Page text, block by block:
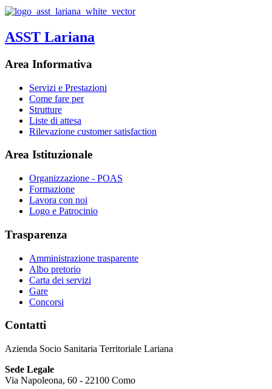
ASST Lariana
Area Informativa
Servizi e Prestazioni
Come fare per
Strutture
Liste di attesa
Rilevazione customer satisfaction
Area Istituzionale
Organizzazione - POAS
Formazione
Lavora con noi
Logo e Patrocinio
Trasparenza
Amministrazione trasparente
Albo pretorio
Carta dei servizi
Gare
Concorsi
Contatti
Azienda Socio Sanitaria Territoriale Lariana
Sede Legale
Via Napoleona, 60 - 22100 Como